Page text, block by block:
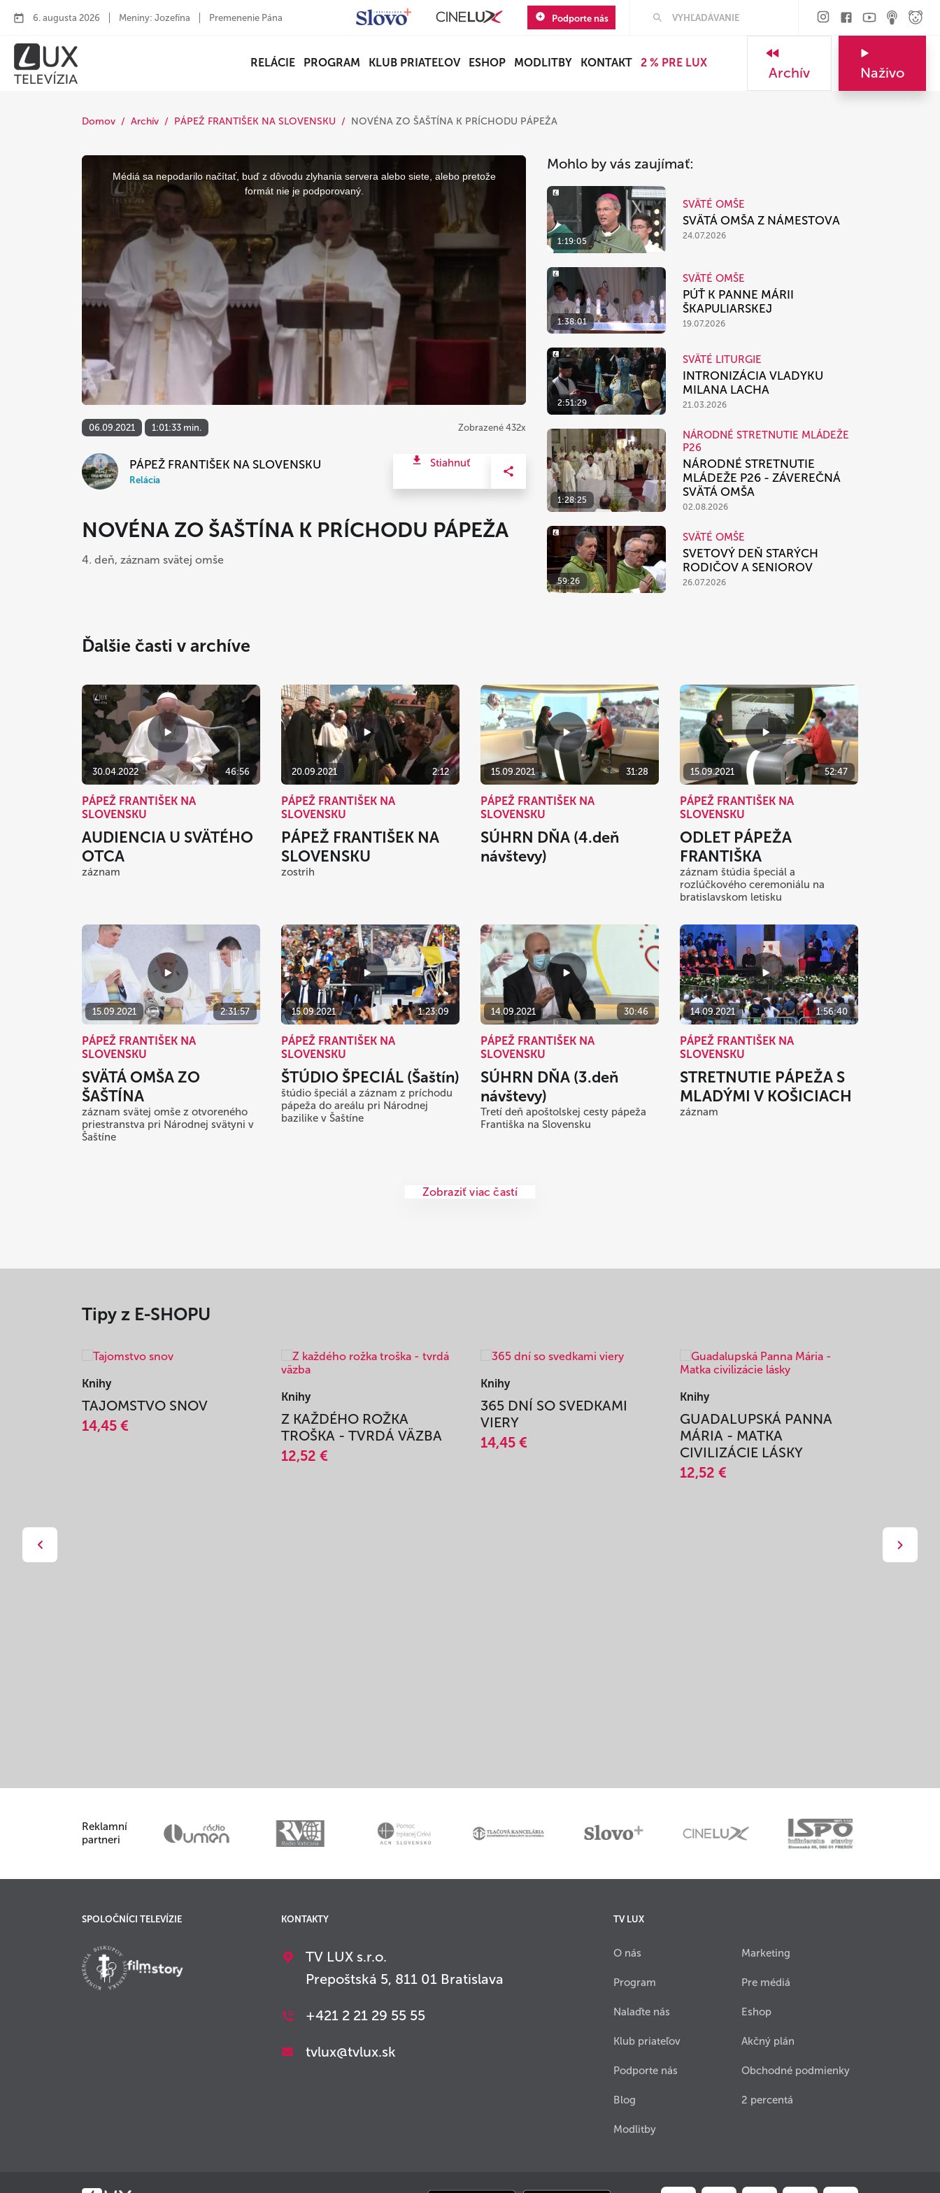
6. augusta 2026 Meniny: Jozefína Premenenie Pána Podporte nás
RELÁCIE PROGRAM KLUB PRIATEĽOV ESHOP MODLITBY KONTAKT 2 % PRE LUX
Archív Naživo
Domov Archív PÁPEŽ FRANTIŠEK NA SLOVENSKU NOVÉNA ZO ŠAŠTÍNA K PRÍCHODU PÁPEŽA
This
modal
Médiá sa nepodarilo načítať, buď z dôvodu zlyhania servera alebo siete, alebo pretože
formát nie je podporovaný.
06.09.2021 1:01:33 min. Zobrazené 432x
PÁPEŽ FRANTIŠEK NA SLOVENSKU
Relácia
Stiahnuť
NOVÉNA ZO ŠAŠTÍNA K PRÍCHODU PÁPEŽA
4. deň, záznam svätej omše
Mohlo by vás zaujímať:
1:19:05
SVÄTÉ OMŠE
SVÄTÁ OMŠA Z NÁMESTOVA
24.07.2026
1:38:01
SVÄTÉ OMŠE
PÚŤ K PANNE MÁRII
ŠKAPULIARSKEJ
19.07.2026
2:51:29
SVÄTÉ LITURGIE
INTRONIZÁCIA VLADYKU
MILANA LACHA
21.03.2026
1:28:25
NÁRODNÉ STRETNUTIE MLÁDEŽE
P26
NÁRODNÉ STRETNUTIE
MLÁDEŽE P26 - ZÁVEREČNÁ
SVÄTÁ OMŠA
02.08.2026
59:26
SVÄTÉ OMŠE
SVETOVÝ DEŇ STARÝCH
RODIČOV A SENIOROV
26.07.2026
Ďalšie časti v archíve
30.04.2022 46:56
PÁPEŽ FRANTIŠEK NA
SLOVENSKU
AUDIENCIA U SVÄTÉHO
OTCA
záznam
20.09.2021 2:12
PÁPEŽ FRANTIŠEK NA
SLOVENSKU
PÁPEŽ FRANTIŠEK NA
SLOVENSKU
zostrih
15.09.2021 31:28
PÁPEŽ FRANTIŠEK NA
SLOVENSKU
SÚHRN DŇA (4.deň
návštevy)
15.09.2021 52:47
PÁPEŽ FRANTIŠEK NA
SLOVENSKU
ODLET PÁPEŽA
FRANTIŠKA
záznam štúdia špeciál a
rozlúčkového ceremoniálu na
bratislavskom letisku
15.09.2021 2:31:57
PÁPEŽ FRANTIŠEK NA
SLOVENSKU
SVÄTÁ OMŠA ZO
ŠAŠTÍNA
záznam svätej omše z otvoreného
priestranstva pri Národnej svätyni v
Šaštíne
15.09.2021 1:23:09
PÁPEŽ FRANTIŠEK NA
SLOVENSKU
ŠTÚDIO ŠPECIÁL (Šaštín)
štúdio špeciál a záznam z príchodu
pápeža do areálu pri Národnej
bazilike v Šaštíne
14.09.2021 30:46
PÁPEŽ FRANTIŠEK NA
SLOVENSKU
SÚHRN DŇA (3.deň
návštevy)
Tretí deň apoštolskej cesty pápeža
Františka na Slovensku
14.09.2021 1:56:40
PÁPEŽ FRANTIŠEK NA
SLOVENSKU
STRETNUTIE PÁPEŽA S
MLADÝMI V KOŠICIACH
záznam
Zobraziť viac častí
Tipy z E-SHOPU
Knihy
TAJOMSTVO SNOV
14,45 €
Knihy
Z KAŽDÉHO ROŽKA
TROŠKA - TVRDÁ VÄZBA
12,52 €
Knihy
365 DNÍ SO SVEDKAMI
VIERY
14,45 €
Knihy
GUADALUPSKÁ PANNA
MÁRIA - MATKA
CIVILIZÁCIE LÁSKY
12,52 €
Reklamní
partneri
SPOLOČNÍCI TELEVÍZIE KONTAKTY
TV LUX s.r.o.
Prepoštská 5, 811 01 Bratislava
+421 2 21 29 55 55
tvlux@tvlux.sk
TV LUX
O nás
Program
Nalaďte nás
Klub priateľov
Podporte nás
Blog
Modlitby
Marketing
Pre médiá
Eshop
Akčný plán
Obchodné podmienky
2 percentá